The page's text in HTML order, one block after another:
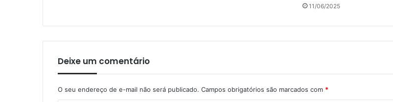
11/06/2025
Deixe um comentário
O seu endereço de e-mail não será publicado. Campos obrigatórios são marcados com *